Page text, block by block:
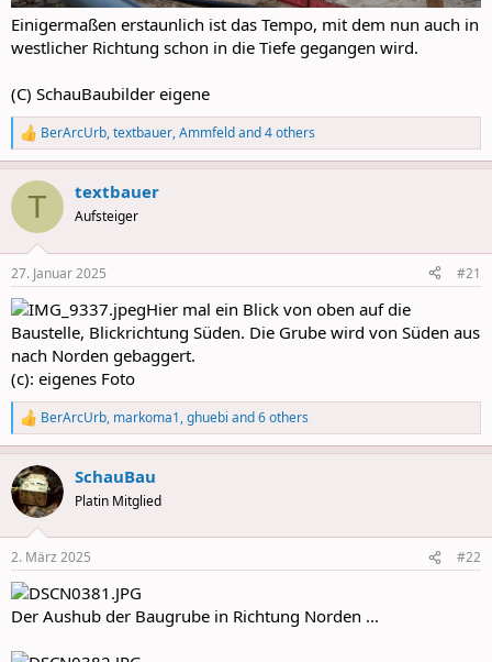
Einigermaßen erstaunlich ist das Tempo, mit dem nun auch in
westlicher Richtung schon in die Tiefe gegangen wird.
(C) SchauBaubilder eigene
R
e
a
c
i
s
:
BerArcUrb,textbauer,Ammfeldand 4 others
T textbauer
Aufsteiger
27. Januar 2025 #21
Hier mal ein Blick von oben auf die
Baustelle, Blickrichtung Süden. Die Grube wird von Süden aus
nach Norden gebaggert.
(c): eigenes Foto
R
e
a
c
t
i
s
:
BerArcUrb, markoma1,ghuebi and 6 others
SchauBau
Platin Mitglied
2. März 2025 #22
Der Aushub der Baugrube in Richtung Norden ...